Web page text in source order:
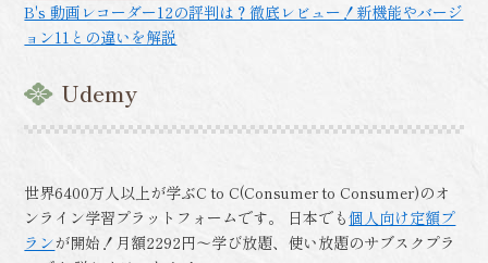
B's 動画レコーダー12の評判は？徹底レビュー！新機能やバージ
ョン11との違いを解説
Udemy
世界6400万人以上が学ぶC to C(Consumer to Consumer)のオ
ンライン学習プラットフォームです。 日本でも個人向け定額プ
ランが開始！月額2292円～学び放題、使い放題のサブスクプラ